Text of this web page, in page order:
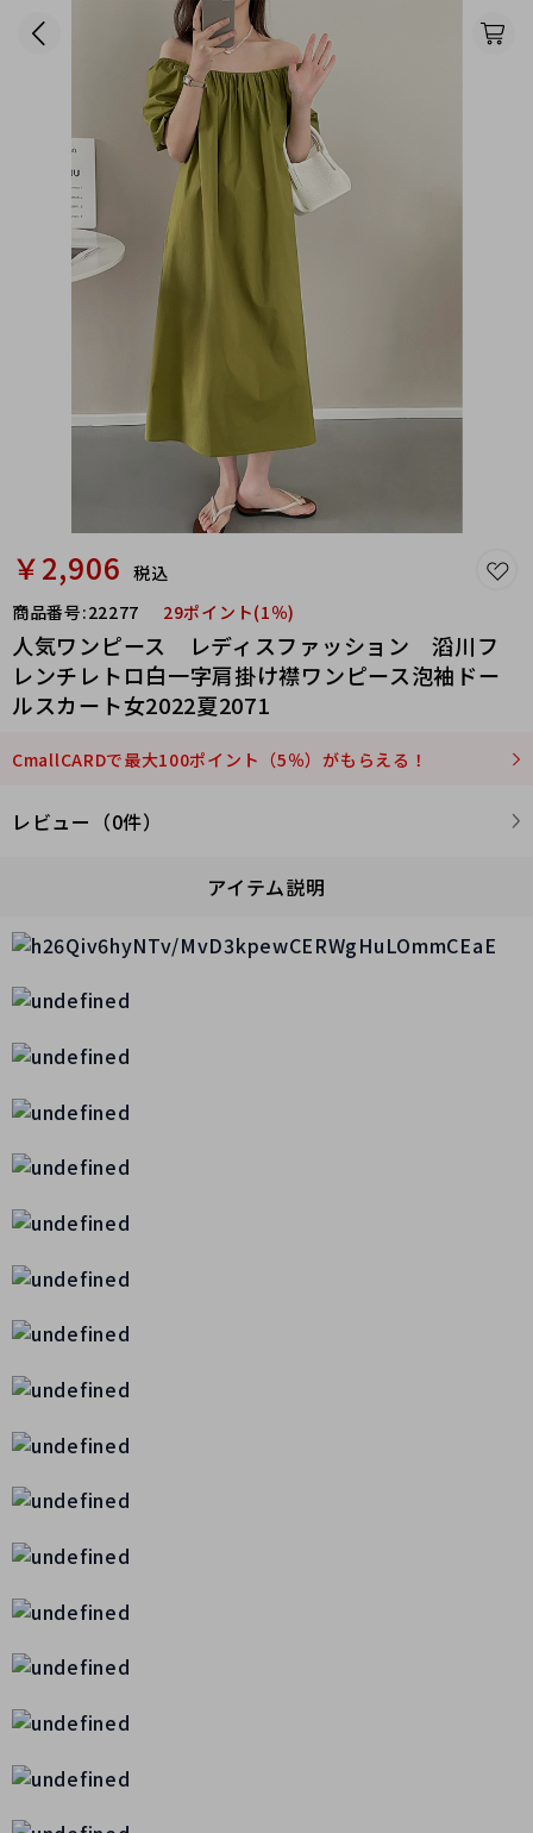
￥2,906 税込
商品番号:22277 29ポイント(1％)
人気ワンピース レディスファッション 滔川フ
レンチレトロ白一字肩掛け襟ワンピース泡袖ドー
ルスカート女2022夏2071
CmallCARDで最大100ポイント（5％）がもらえる！
レビュー（0件）
アイテム説明